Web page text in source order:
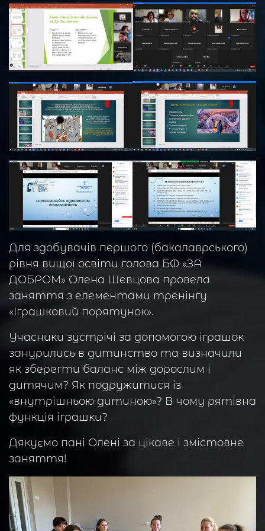
Для здобувачів першого (бакалаврського)
рівня вищої освіти голова БФ «ЗА
ДОБРОМ» Олена Шевцова провела
заняття з елементами тренінгу
«Іграшковий порятунок».
Учасники зустрічі за допомогою іграшок
занурились в дитинство та визначили
як зберегти баланс між дорослим і
дитячим? Як подружитися із
«внутрішньою дитиною»? В чому рятівна
функція іграшки?
Дякуємо пані Олені за цікаве і змістовне
заняття!